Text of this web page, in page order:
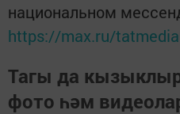
национальном
https://max.ru/tatmedia
Тагы да
фото һәм